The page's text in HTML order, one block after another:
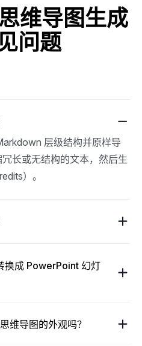
维导图生成
问题
层级结构并原样导
长或无结构的文本，然后生
）。
换成 PowerPoint 幻灯
维导图的外观吗？